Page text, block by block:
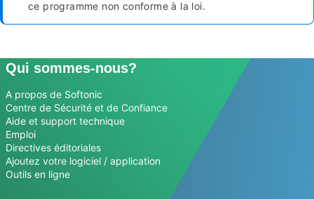
ce programme non conforme à la loi.
Qui sommes-nous?
A propos de Softonic
Centre de Sécurité et de Confiance
Aide et support technique
Emploi
Directives éditoriales
Ajoutez votre logiciel / application
Outils en ligne